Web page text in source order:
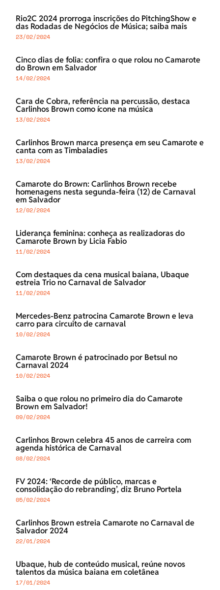
Rio2C 2024 prorroga inscrições do PitchingShow e
das Rodadas de Negócios de Música; saiba mais
23/02/2024
Cinco dias de folia: confira o que rolou no Camarote
do Brown em Salvador
14/02/2024
Cara de Cobra, referência na percussão, destaca
Carlinhos Brown como ícone na música
13/02/2024
Carlinhos Brown marca presença em seu Camarote e
canta com as Timbaladies
13/02/2024
Camarote do Brown: Carlinhos Brown recebe
homenagens nesta segunda-feira (12) de Carnaval
em Salvador
12/02/2024
Liderança feminina: conheça as realizadoras do
Camarote Brown by Licia Fabio
11/02/2024
Com destaques da cena musical baiana, Ubaque
estreia Trio no Carnaval de Salvador
11/02/2024
Mercedes-Benz patrocina Camarote Brown e leva
carro para circuito de carnaval
10/02/2024
Camarote Brown é patrocinado por Betsul no
Carnaval 2024
10/02/2024
Saiba o que rolou no primeiro dia do Camarote
Brown em Salvador!
09/02/2024
Carlinhos Brown celebra 45 anos de carreira com
agenda histórica de Carnaval
08/02/2024
FV 2024: ‘Recorde de público, marcas e
consolidação do rebranding’, diz Bruno Portela
05/02/2024
Carlinhos Brown estreia Camarote no Carnaval de
Salvador 2024
22/01/2024
Ubaque, hub de conteúdo musical, reúne novos
talentos da música baiana em coletânea
17/01/2024